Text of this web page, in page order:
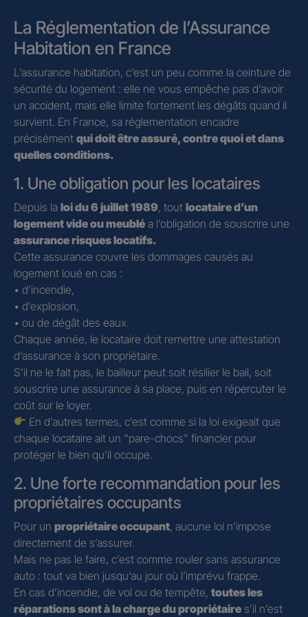
La Réglementation de l’Assurance
Habitation en France
L’assurance habitation, c’est un peu comme la ceinture de
sécurité du logement : elle ne vous empêche pas d’avoir
un accident, mais elle limite fortement les dégâts quand il
survient. En France, sa réglementation encadre
précisément qui doit être assuré, contre quoi et dans
quelles conditions.
1. Une obligation pour les locataires
Depuis la loi du 6 juillet 1989, tout locataire d’un
logement vide ou meublé a l’obligation de souscrire une
assurance risques locatifs.
Cette assurance couvre les dommages causés au
logement loué en cas :
• d’incendie,
• d’explosion,
• ou de dégât des eaux.
Chaque année, le locataire doit remettre une attestation
d’assurance à son propriétaire.
S’il ne le fait pas, le bailleur peut soit résilier le bail, soit
souscrire une assurance à sa place, puis en répercuter le
coût sur le loyer.
En d’autres termes, c’est comme si la loi exigeait que
chaque locataire ait un “pare-chocs” financier pour
protéger le bien qu’il occupe.
2. Une forte recommandation pour les
propriétaires occupants
Pour un propriétaire occupant, aucune loi n’impose
directement de s’assurer.
Mais ne pas le faire, c’est comme rouler sans assurance
auto : tout va bien jusqu’au jour où l’imprévu frappe.
En cas d’incendie, de vol ou de tempête, toutes les
réparations sont à la charge du propriétaire s’il n’est